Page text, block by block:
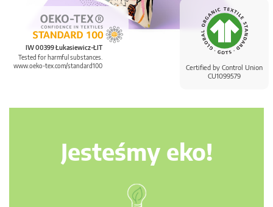
Certified by Control Union
CU1099579
IW 00399 Łukasiewicz-ŁIT
Tested for harmful substances.
www.oeko-tex.com/standard100
Jesteśmy eko!